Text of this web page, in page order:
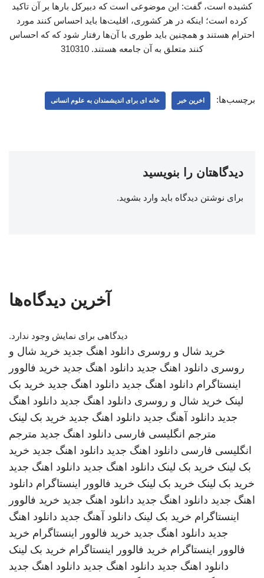
کشیده است، گفت: این موضوعی است که دبیرکل بارها بر آن تاکید
کرده است؛ اینکه در هر کشوری، اقلیت‌ها باید احساس کنند مورد
احترام هستند و همچنین باید طوری با آن‌ها رفتار شود که که احساس
کنند متعلق به آن جامعه هستند. 310310
برچسب‌ها: اخرین خبر خانه ای برای اندیشمندان به علوم انسانی
دیدگاهتان را بنویسید
برای نوشتن دیدگاه باید وارد بشوید.
آخرین دیدگاه‌ها
دیدگاهی برای نمایش وجود ندارد.
خرید شال و روسری دانلود اهنگ جدید خرید شال و
روسری دانلود اهنگ جدید دانلود اهنگ جدید خرید فالوور
اینستاگرام دانلود اهنگ جدید دانلود اهنگ جدید خرید بک
لینک خرید شال و روسری دانلود اهنگ جدید دانلود اهنگ
جدید دانلود آهنگ جدید دانلود اهنگ جدید خرید بک لینک
مترجم انگلیسی فارسی دانلود اهنگ جدید مترجم
انگلیسی فارسی دانلود اهنگ جدید دانلود اهنگ جدید خرید
بک لینک خرید بک لینک دانلود اهنگ جدید دانلود اهنگ جدید
خرید بک لینک خرید بک لینک خرید فالوور اینستاگرام دانلود
اهنگ جدید دانلود اهنگ جدید دانلود اهنگ جدید خرید فالوور
اینستاگرام خرید بک لینک دانلود آهنگ جدید دانلود اهنگ
جدید دانلود اهنگ جدید خرید فالوور اینستاگرام خرید
فالوور اینستاگرام خرید فالوور اینستاگرام خرید بک لینک
دانلود اهنگ جدید دانلود اهنگ جدید دانلود اهنگ جدید